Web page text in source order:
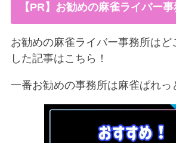
【PR】お勧めの麻雀ライバー
お勧めの麻雀ライバー事務所はど
した記事はこちら！
一番お勧めの事務所は麻雀ぱれっ